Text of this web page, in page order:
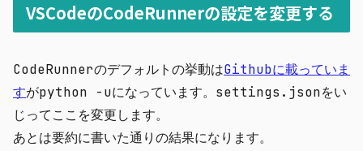
VSCodeのCodeRunnerの設定を変更する
CodeRunnerのデフォルトの挙動はGithubに載っていま
すがpython -uになっています。 settings.jsonをい
じってここを変更します。
あとは要約に書いた通りの結果になります。